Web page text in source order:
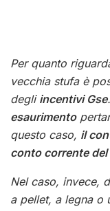
Per quanto
vecchia stufa è
degli incentivi Gse
esaurimento
questo caso, il
conto corrente del
Nel caso, invece,
a pellet, a legna o